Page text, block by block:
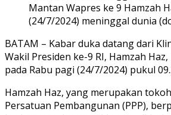
Mantan Wapres ke 9 Hamzah
(24/7/2024) meninggal dunia
BATAM – Kabar duka datang dari
Wakil Presiden ke-9 RI, Hamzah
pada Rabu pagi (24/7/2024) pukul
Hamzah Haz, yang merupakan
Persatuan Pembangunan (PPP),